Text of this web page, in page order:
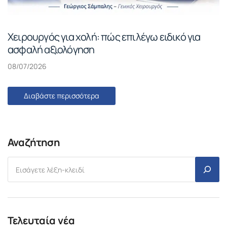
Χειρουργός για χολή: πώς επιλέγω ειδικό για
ασφαλή αξιολόγηση
08/07/2026
Διαβάστε περισσότερα
Αναζήτηση
Τελευταία νέα